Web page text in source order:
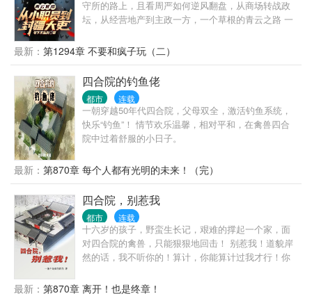
能去，江云市除外。去了，必被抓！”
守所的路上，且看周严如何逆风翻盘，从商场转战政
坛，从经营地产到主政一方，一个草根的青云之路 一
人物，有着普通人该有的七情六欲，也有着做一番事
业的野望。商海也好，政治也好，做一个能够守住良
知底线的人，就是最大的成功。
最新： 第1294章 不要和疯子玩（二）
四合院的钓鱼佬
都市 连载
一朝穿越50年代四合院，父母双全，激活钓鱼系统，
快乐“钓鱼”！ 情节欢乐温馨，相对平和，在禽兽四合
院中过着舒服的小日子。
最新： 第870章 每个人都有光明的未来！（完）
四合院，别惹我
都市 连载
十六岁的孩子，野蛮生长记，艰难的撑起一个家，面
对四合院的禽兽，只能狠狠地回击！ 别惹我！道貌岸
然的话，我不听你的！算计，你能算计过我才行！你
的，别丢人了！
最新： 第870章 离开！也是终章！